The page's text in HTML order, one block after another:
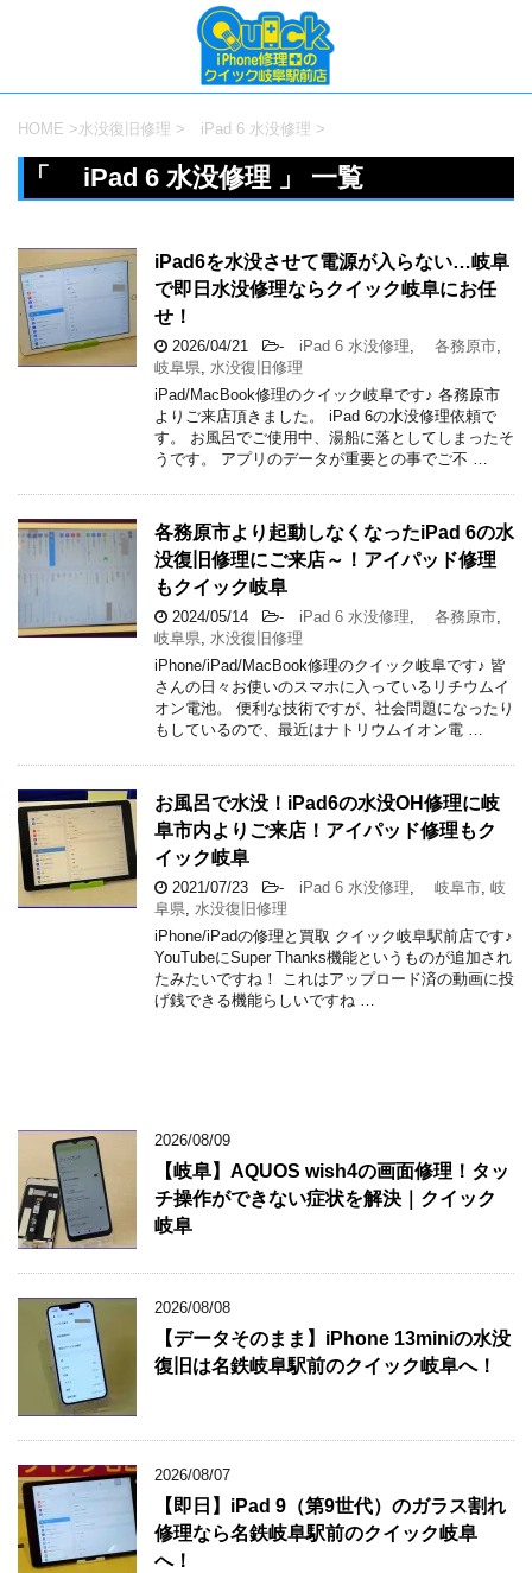
HOME >水没復旧修理 > iPad 6 水没修理 >
「 iPad 6 水没修理 」 一覧
iPad6を水没させて電源が入らない…岐阜
で即日水没修理ならクイック岐阜にお任
せ！
2026/04/21 - iPad 6 水没修理, 各務原市,
岐阜県, 水没復旧修理
iPad/MacBook修理のクイック岐阜です♪ 各務原市
よりご来店頂きました。 iPad 6の水没修理依頼で
す。 お風呂でご使用中、湯船に落としてしまったそ
うです。 アプリのデータが重要との事でご不 …
各務原市より起動しなくなったiPad 6の水
没復旧修理にご来店～！アイパッド修理
もクイック岐阜
2024/05/14 - iPad 6 水没修理, 各務原市,
岐阜県, 水没復旧修理
iPhone/iPad/MacBook修理のクイック岐阜です♪ 皆
さんの日々お使いのスマホに入っているリチウムイ
オン電池。 便利な技術ですが、社会問題になったり
もしているので、最近はナトリウムイオン電 …
お風呂で水没！iPad6の水没OH修理に岐
阜市内よりご来店！アイパッド修理もク
イック岐阜
2021/07/23 - iPad 6 水没修理, 岐阜市, 岐
阜県, 水没復旧修理
iPhone/iPadの修理と買取 クイック岐阜駅前店です♪
YouTubeにSuper Thanks機能というものが追加され
たみたいですね！ これはアップロード済の動画に投
げ銭できる機能らしいですね …
2026/08/09
【岐阜】AQUOS wish4の画面修理！タッ
チ操作ができない症状を解決｜クイック
岐阜
2026/08/08
【データそのまま】iPhone 13miniの水没
復旧は名鉄岐阜駅前のクイック岐阜へ！
2026/08/07
【即日】iPad 9（第9世代）のガラス割れ
修理なら名鉄岐阜駅前のクイック岐阜
へ！